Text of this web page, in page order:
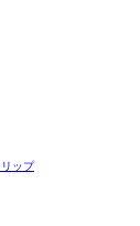
リップ